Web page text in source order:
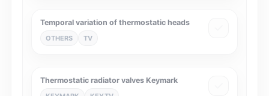
Temporal variation of thermostatic heads
OTHERS TV
Thermostatic radiator valves Keymark